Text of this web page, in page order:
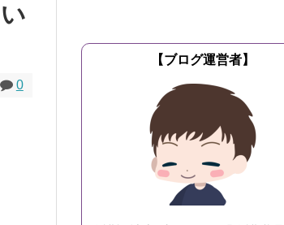
0
【ブログ運営者】